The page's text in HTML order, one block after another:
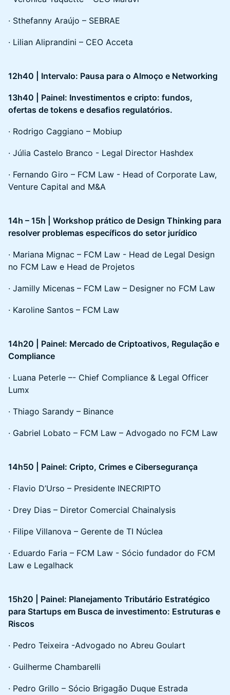
· Sthefanny Araújo – SEBRAE
· Lilian Aliprandini – CEO Acceta
12h40 | Intervalo: Pausa para o Almoço e Networking
13h40 | Painel: Investimentos e cripto: fundos,
ofertas de tokens e desafios regulatórios.
· Rodrigo Caggiano – Mobiup
· Júlia Castelo Branco - Legal Director Hashdex
· Fernando Giro – FCM Law - Head of Corporate Law,
Venture Capital and M&A
14h – 15h | Workshop prático de Design Thinking para
resolver problemas específicos do setor jurídico
· Mariana Mignac – FCM Law - Head de Legal Design
no FCM Law e Head de Projetos
· Jamilly Micenas – FCM Law – Designer no FCM Law
· Karoline Santos – FCM Law
14h20 | Painel: Mercado de Criptoativos, Regulação e
Compliance
· Luana Peterle –- Chief Compliance & Legal Officer
Lumx
· Thiago Sarandy – Binance
· Gabriel Lobato – FCM Law – Advogado no FCM Law
14h50 | Painel: Cripto, Crimes e Cibersegurança
· Flavio D’Urso – Presidente INECRIPTO
· Drey Dias – Diretor Comercial Chainalysis
· Filipe Villanova – Gerente de TI Núclea
· Eduardo Faria – FCM Law - Sócio fundador do FCM
Law e Legalhack
15h20 | Painel: Planejamento Tributário Estratégico
para Startups em Busca de investimento: Estruturas e
Riscos
· Pedro Teixeira -Advogado no Abreu Goulart
· Guilherme Chambarelli
· Pedro Grillo – Sócio Brigagão Duque Estrada